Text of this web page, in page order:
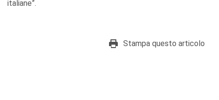
italiane”.
Stampa questo articolo